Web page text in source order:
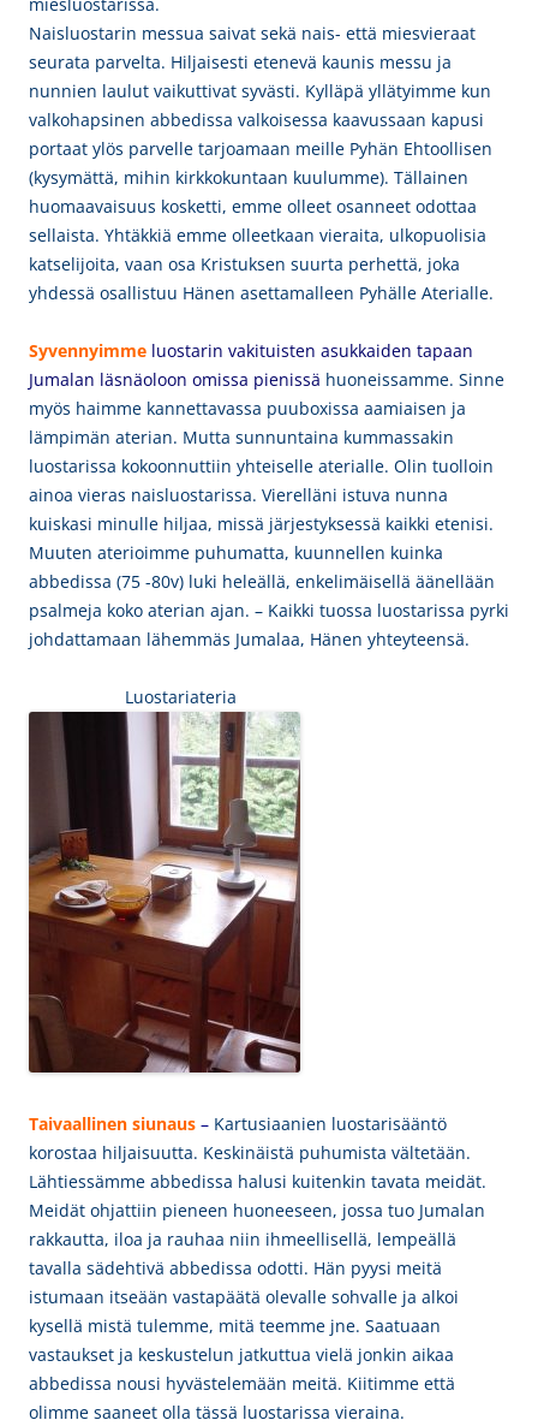
Naisluostarin messua saivat sekä nais- että miesvieraat
seurata parvelta. Hiljaisesti etenevä kaunis messu ja
nunnien laulut vaikuttivat syvästi. Kylläpä yllätyimme kun
valkohapsinen abbedissa valkoisessa kaavussaan kapusi
portaat ylös parvelle tarjoamaan meille Pyhän Ehtoollisen
(kysymättä, mihin kirkkokuntaan kuulumme). Tällainen
huomaavaisuus kosketti, emme olleet osanneet odottaa
sellaista. Yhtäkkiä emme olleetkaan vieraita, ulkopuolisia
katselijoita, vaan osa Kristuksen suurta perhettä, joka
yhdessä osallistuu Hänen asettamalleen Pyhälle Aterialle.
Syvennyimme luostarin vakituisten asukkaiden tapaan
Jumalan läsnäoloon omissa pienissä huoneissamme. Sinne
myös haimme kannettavassa puuboxissa aamiaisen ja
lämpimän aterian. Mutta sunnuntaina kummassakin
luostarissa kokoonnuttiin yhteiselle aterialle. Olin tuolloin
ainoa vieras naisluostarissa. Vierelläni istuva nunna
kuiskasi minulle hiljaa, missä järjestyksessä kaikki etenisi.
Muuten aterioimme puhumatta, kuunnellen kuinka
abbedissa (75 -80v) luki heleällä, enkelimäisellä äänellään
psalmeja koko aterian ajan. – Kaikki tuossa luostarissa pyrki
johdattamaan lähemmäs Jumalaa, Hänen yhteyteensä.
Luostariateria
Taivaallinen siunaus – Kartusiaanien luostarisääntö
korostaa hiljaisuutta. Keskinäistä puhumista vältetään.
Lähtiessämme abbedissa halusi kuitenkin tavata meidät.
Meidät ohjattiin pieneen huoneeseen, jossa tuo Jumalan
rakkautta, iloa ja rauhaa niin ihmeellisellä, lempeällä
tavalla sädehtivä abbedissa odotti. Hän pyysi meitä
istumaan itseään vastapäätä olevalle sohvalle ja alkoi
kysellä mistä tulemme, mitä teemme jne. Saatuaan
vastaukset ja keskustelun jatkuttua vielä jonkin aikaa
abbedissa nousi hyvästelemään meitä. Kiitimme että
olimme saaneet olla tässä luostarissa vieraina.